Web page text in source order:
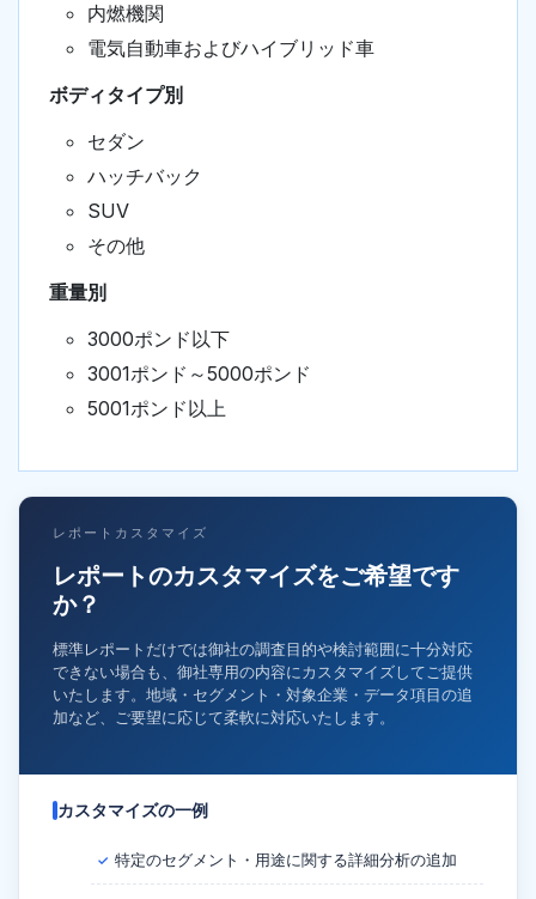
内燃機関
電気自動車およびハイブリッド車
ボディタイプ別
セダン
ハッチバック
SUV
その他
重量別
3000ポンド以下
3001ポンド～5000ポンド
5001ポンド以上
レポートカスタマイズ
レポートのカスタマイズをご希望です
か？
標準レポートだけでは御社の調査目的や検討範囲に十分対応
できない場合も、御社専用の内容にカスタマイズしてご提供
いたします。地域・セグメント・対象企業・データ項目の追
加など、ご要望に応じて柔軟に対応いたします。
カスタマイズの一例
✓ 特定のセグメント・用途に関する詳細分析の追加